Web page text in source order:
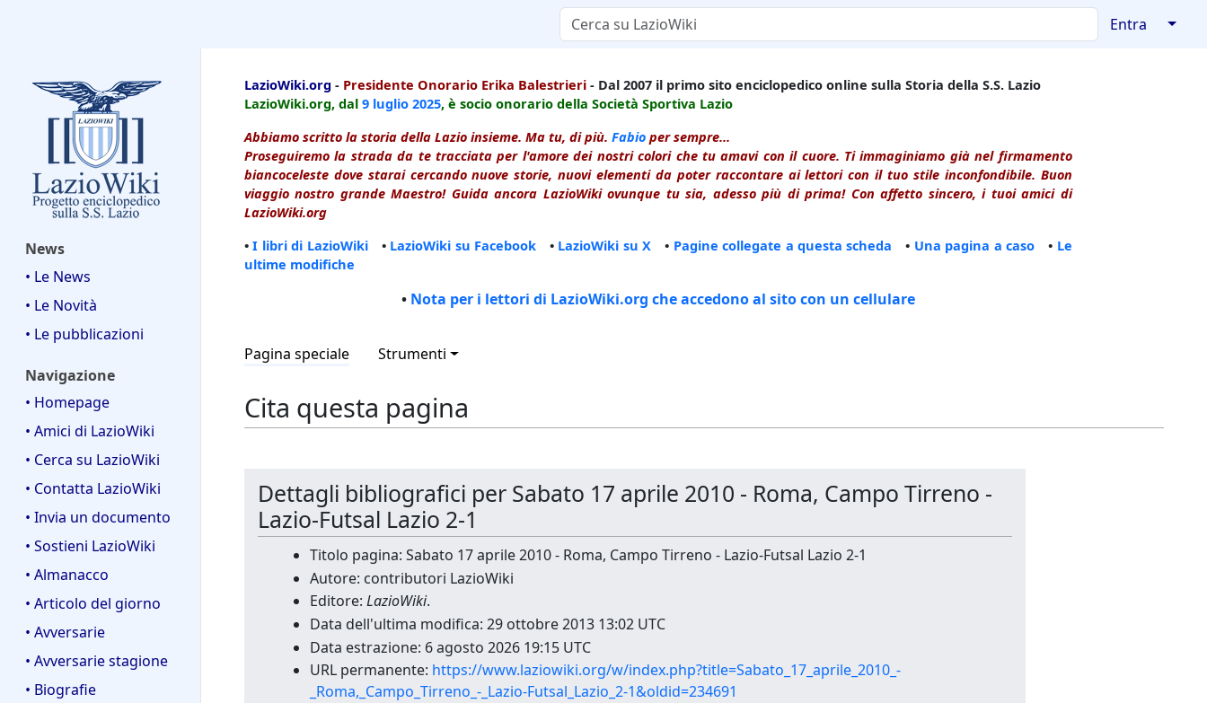
Entra ↓
News
• Le News
• Le Novità
• Le pubblicazioni
Navigazione
• Homepage
• Amici di LazioWiki
• Cerca su LazioWiki
• Contatta LazioWiki
• Invia un documento
• Sostieni LazioWiki
• Almanacco
• Articolo del giorno
• Avversarie
• Avversarie stagione
• Biografie
LazioWiki.org - Presidente Onorario Erika Balestrieri - Dal 2007 il primo sito enciclopedico online sulla Storia della S.S. Lazio
LazioWiki.org, dal 9 luglio 2025, è socio onorario della Società Sportiva Lazio
Abbiamo scritto la storia della Lazio insieme. Ma tu, di più. Fabio per sempre...
Proseguiremo la strada da te tracciata per l'amore dei nostri colori che tu amavi con il cuore. Ti immaginiamo già nel firmamento
biancoceleste dove starai cercando nuove storie, nuovi elementi da poter raccontare ai lettori con il tuo stile inconfondibile. Buon
viaggio nostro grande Maestro! Guida ancora LazioWiki ovunque tu sia, adesso più di prima! Con affetto sincero, i tuoi amici di
LazioWiki.org
•I libri di LazioWiki• LazioWiki su Facebook • LazioWiki su X • Pagine collegate a questa scheda • Una pagina a caso • Le
ultime modifiche
• Nota per i lettori di LazioWiki.org che accedono al sito con un cellulare
Pagina speciale Strumenti
Cita questa pagina
Dettagli bibliografici per Sabato 17 aprile 2010 - Roma, Campo Tirreno -
Lazio-Futsal Lazio 2-1
Titolo pagina: Sabato 17 aprile 2010 - Roma, Campo Tirreno - Lazio-Futsal Lazio 2-1
Autore: contributori LazioWiki
Editore: LazioWiki.
Data dell'ultima modifica: 29 ottobre 2013 13:02 UTC
Data estrazione: 6 agosto 2026 19:15 UTC
URL permanente: https://www.laziowiki.org/w/index.php?title=Sabato_17_aprile_2010_-
_Roma,_Campo_Tirreno_-_Lazio-Futsal_Lazio_2-1&oldid=234691